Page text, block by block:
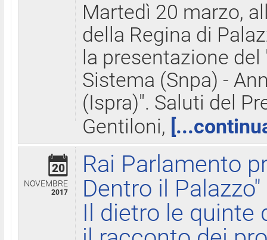
Martedì 20 marzo,
della Regina di
la presentazione
Sistema (Snpa) -
(Ispra)". Saluti del
Gentiloni,
20
NOVEMBRE
2017
Rai Parlamento
Dentro il Palazzo"
Il dietro le quinte